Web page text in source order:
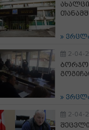
2-04-
2-04-